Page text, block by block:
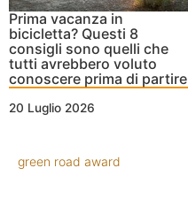
Prima vacanza in
bicicletta? Questi 8
consigli sono quelli che
tutti avrebbero voluto
conoscere prima di partire
20 Luglio 2026
green road award